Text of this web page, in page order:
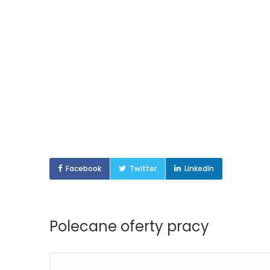
Facebook Twitter LinkedIn
Polecane oferty pracy